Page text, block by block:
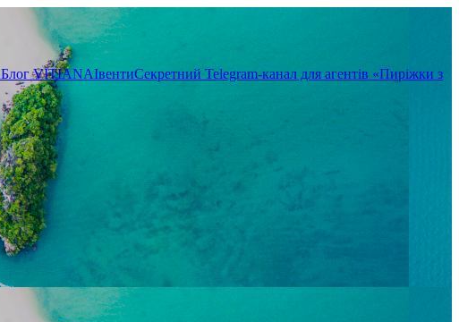
Блог VITIANAІвентиСекретний Telegram-канал для агентів «Пиріжки з